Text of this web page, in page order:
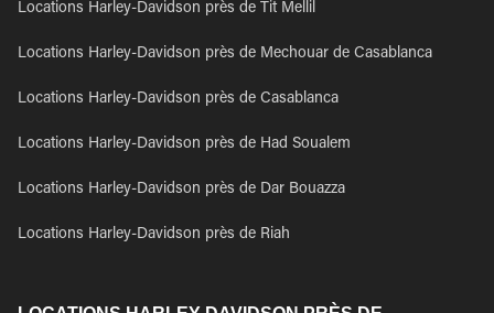
Locations Harley-Davidson près de Tit Mellil
Locations Harley-Davidson près de Mechouar de Casablanca
Locations Harley-Davidson près de Casablanca
Locations Harley-Davidson près de Had Soualem
Locations Harley-Davidson près de Dar Bouazza
Locations Harley-Davidson près de Riah